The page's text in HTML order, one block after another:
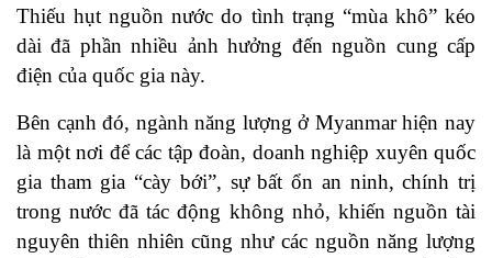
Thiếu hụt nguồn nước do tình trạng “mùa khô” kéo
dài đã phần nhiều ảnh hưởng đến nguồn cung cấp
điện của quốc gia này.
Bên cạnh đó, ngành năng lượng ở Myanmar hiện nay
là một nơi để các tập đoàn, doanh nghiệp xuyên quốc
gia tham gia “cày bới”, sự bất ổn an ninh, chính trị
trong nước đã tác động không nhỏ, khiến nguồn tài
nguyên thiên nhiên cũng như các nguồn năng lượng